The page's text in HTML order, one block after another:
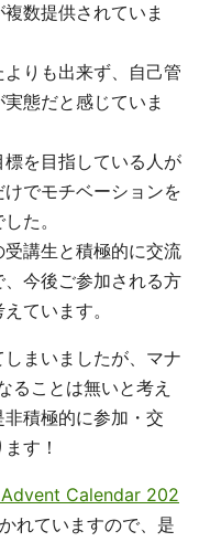
数提供されていま
りも出来ず、自己管
態だと感じていま
を目指している人が
でモチベーションを
た。
講生と積極的に交流
今後ご参加される方
ています。
まいましたが、マナ
ることは無いと考え
積極的に参加・交
す！
Calendar 202
れていますので、是